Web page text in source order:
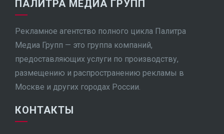
ПАЛИТРА МЕДИА ГРУПП
Рекламное агентство полного цикла Палитра
Медиа Групп — это группа компаний,
предоставляющих услуги по производству,
размещению и распространению рекламы в
Москве и других городах России.
КОНТАКТЫ